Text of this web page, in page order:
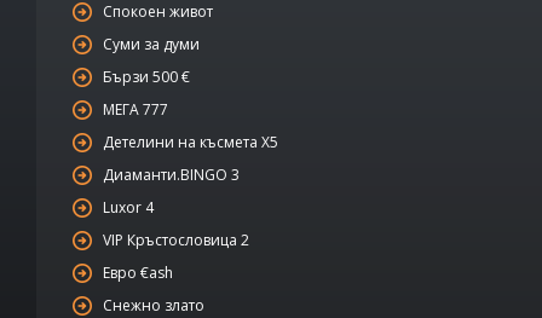
Спокоен живот
Суми за думи
Бързи 500 €
МЕГА 777
Детелини на късмета Х5
Диаманти.BINGO 3
Luxor 4
VIP Кръстословица 2
Евро €ash
Снежно злато